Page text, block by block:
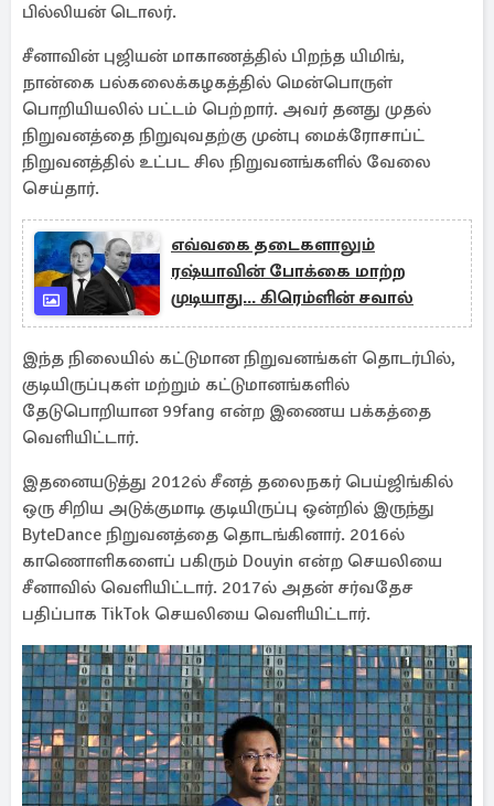
பில்லியன் டொலர்.
சீனாவின் புஜியன் மாகாணத்தில் பிறந்த யிமிங்,
நான்கை பல்கலைக்கழகத்தில் மென்பொருள்
பொறியியலில் பட்டம் பெற்றார். அவர் தனது முதல்
நிறுவனத்தை நிறுவுவதற்கு முன்பு மைக்ரோசாப்ட்
நிறுவனத்தில் உட்பட சில நிறுவனங்களில் வேலை
செய்தார்.
எவ்வகை தடைகளாலும்
ரஷ்யாவின் போக்கை மாற்ற
முடியாது... கிரெம்ளின் சவால்
இந்த நிலையில் கட்டுமான நிறுவனங்கள் தொடர்பில்,
குடியிருப்புகள் மற்றும் கட்டுமானங்களில்
தேடுபொறியான 99fang என்ற இணைய பக்கத்தை
வெளியிட்டார்.
இதனையடுத்து 2012ல் சீனத் தலைநகர் பெய்ஜிங்கில்
ஒரு சிறிய அடுக்குமாடி குடியிருப்பு ஒன்றில் இருந்து
ByteDance நிறுவனத்தை தொடங்கினார். 2016ல்
காணொளிகளைப் பகிரும் Douyin என்ற செயலியை
சீனாவில் வெளியிட்டார். 2017ல் அதன் சர்வதேச
பதிப்பாக TikTok செயலியை வெளியிட்டார்.